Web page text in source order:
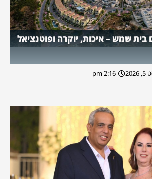
שמש – איכות, יוקרה ופוטנציאל
2:16 pm